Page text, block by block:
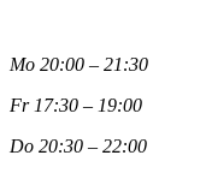
Mo 20:00 – 21:30
Fr 17:30 – 19:00
Do 20:30 – 22:00